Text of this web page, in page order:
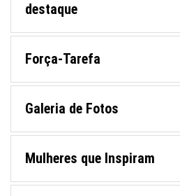
destaque
Força-Tarefa
Galeria de Fotos
Mulheres que Inspiram